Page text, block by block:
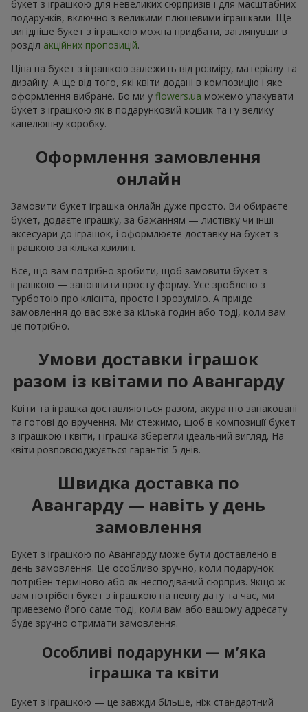
букет з іграшкою для невеликих сюрпризів і для масштабних
подарунків, включно з великими плюшевими іграшками. Ще
вигідніше букет з іграшкою можна придбати, заглянувши в
розділ акційних пропозицій.
Ціна на букет з іграшкою залежить від розміру, матеріалу та
дизайну. А ще від того, які квіти додані в композицію і яке
оформлення вибране. Бо ми у flowers.ua можемо упакувати
букет з іграшкою як в подарунковий кошик та і у велику
капелюшну коробку.
Оформлення замовлення
онлайн
Замовити букет іграшка онлайн дуже просто. Ви обираєте
букет, додаєте іграшку, за бажанням — листівку чи інші
аксесуари до іграшок, і оформлюєте доставку на букет з
іграшкою за кілька хвилин.
Все, що вам потрібно зробити, щоб замовити букет з
іграшкою — заповнити просту форму. Усе зроблено з
турботою про клієнта, просто і зрозуміло. А приїде
замовлення до вас вже за кілька годин або тоді, коли вам
це потрібно.
Умови доставки іграшок
разом із квітами по Авангарду
Квіти та іграшка доставляються разом, акуратно запаковані
та готові до вручення. Ми стежимо, щоб в композиції букет
з іграшкою і квіти, і іграшка зберегли ідеальний вигляд. На
квіти розповсюджується гарантія 5 днів.
Швидка доставка по
Авангарду — навіть у день
замовлення
Букет з іграшкою по Авангарду може бути доставлено в
день замовлення. Це особливо зручно, коли подарунок
потрібен терміново або як несподіваний сюрприз. Якщо ж
вам потрібен букет з іграшкою на певну дату та час, ми
привеземо його саме тоді, коли вам або вашому адресату
буде зручно отримати замовлення.
Особливі подарунки — м’яка
іграшка та квіти
Букет з іграшкою — це завжди більше, ніж стандартний